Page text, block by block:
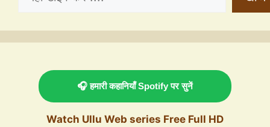
🎧 हमारी कहानियाँ Spotify पर सुनें
Watch Ullu Web series Free Full HD